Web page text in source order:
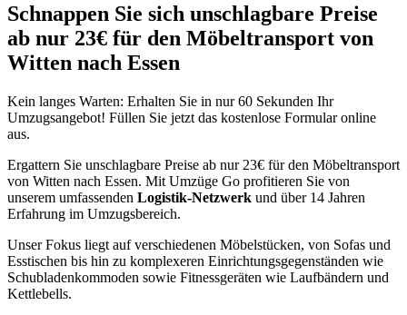
Schnappen Sie sich unschlagbare Preise
ab nur 23€ für den Möbeltransport von
Witten nach Essen
Kein langes Warten: Erhalten Sie in nur 60 Sekunden Ihr
Umzugsangebot! Füllen Sie jetzt das kostenlose Formular online
aus.
Ergattern Sie unschlagbare Preise ab nur 23€ für den Möbeltransport
von Witten nach Essen. Mit Umzüge Go profitieren Sie von
unserem umfassenden Logistik-Netzwerk und über 14 Jahren
Erfahrung im Umzugsbereich.
Unser Fokus liegt auf verschiedenen Möbelstücken, von Sofas und
Esstischen bis hin zu komplexeren Einrichtungsgegenständen wie
Schubladenkommoden sowie Fitnessgeräten wie Laufbändern und
Kettlebells.